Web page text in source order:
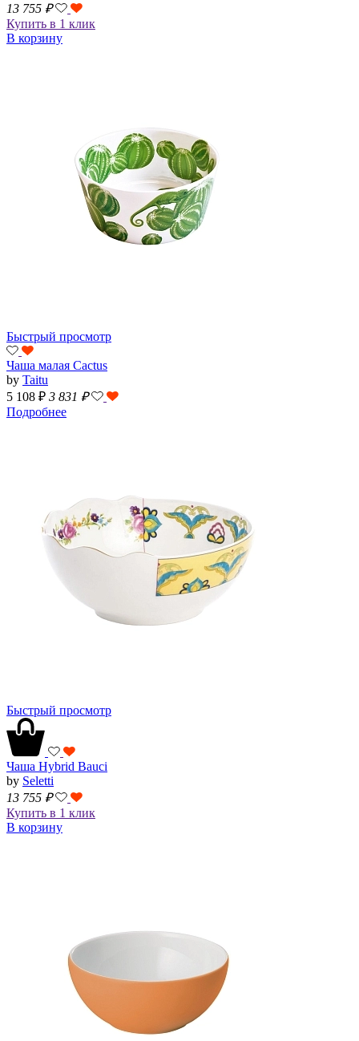
13 755 ₽
Купить в 1 клик
В корзину
Быстрый просмотр
Чаша малая Cactus
by Taitu
5 108 ₽ 3 831 ₽
Подробнее
Быстрый просмотр
Чаша Hybrid Bauci
by Seletti
13 755 ₽
Купить в 1 клик
В корзину